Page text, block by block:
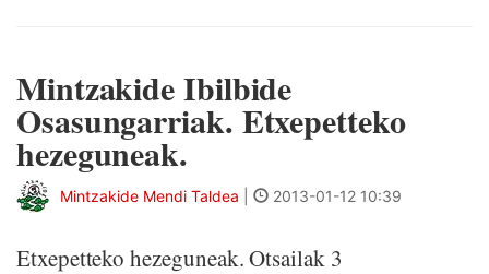
Mintzakide Ibilbide
Osasungarriak. Etxepetteko
hezeguneak.
Mintzakide Mendi Taldea 2013-01-12 10:39
Etxepetteko hezeguneak. Otsailak 3